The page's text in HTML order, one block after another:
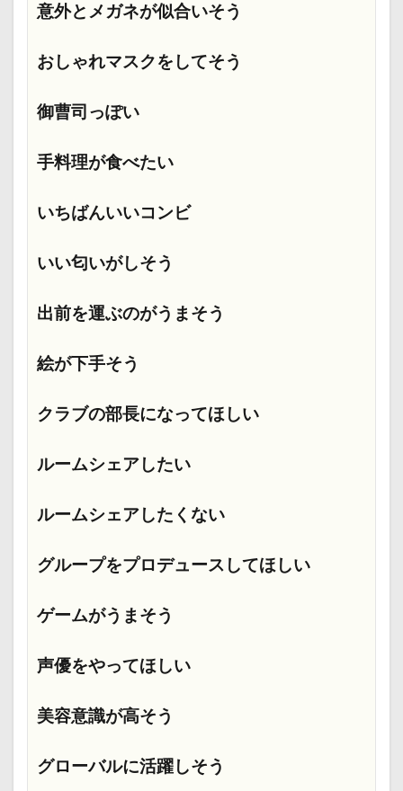
意外とメガネが似合いそう
おしゃれマスクをしてそう
御曹司っぽい
手料理が食べたい
いちばんいいコンビ
いい匂いがしそう
出前を運ぶのがうまそう
絵が下手そう
クラブの部長になってほしい
ルームシェアしたい
ルームシェアしたくない
グループをプロデュースしてほしい
ゲームがうまそう
声優をやってほしい
美容意識が高そう
グローバルに活躍しそう